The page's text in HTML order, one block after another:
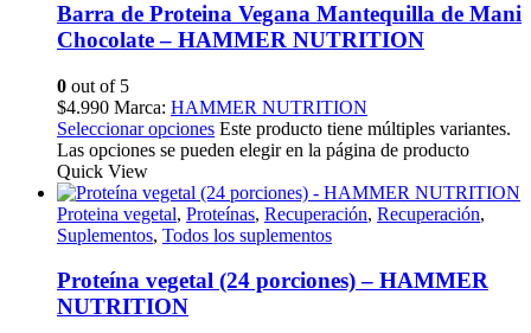
Barra de Proteina Vegana Mantequilla de Mani
Chocolate – HAMMER NUTRITION
0 out of 5
$4.990 Marca: HAMMER NUTRITION
Seleccionar opciones Este producto tiene múltiples variantes.
Las opciones se pueden elegir en la página de producto
Quick View
Proteina vegetal, Proteínas, Recuperación, Recuperación,
Suplementos, Todos los suplementos
Proteína vegetal (24 porciones) – HAMMER
NUTRITION